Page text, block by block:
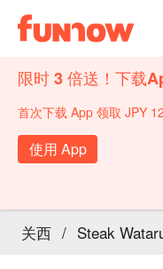
限时 3 倍送！下载
首次下载 App 领取 JPY
使用 App
关西 / Steak